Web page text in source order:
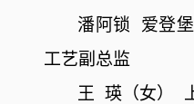
潘阿锁
爱登
工艺副总监
王
瑛（女）